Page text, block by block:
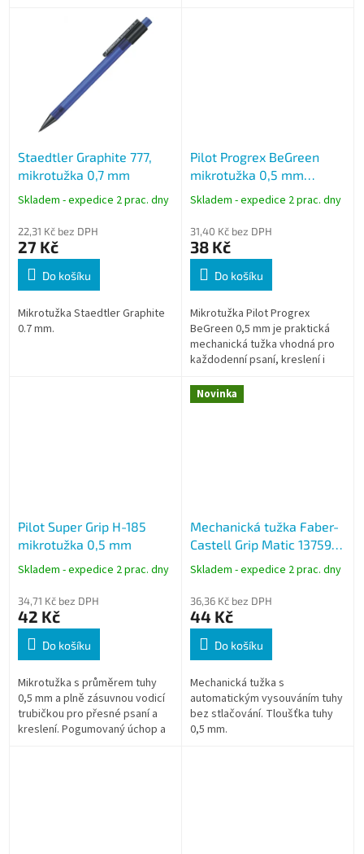
Staedtler Graphite 777,
mikrotužka 0,7 mm
Skladem - expedice 2 prac. dny
22,31 Kč bez DPH
27 Kč
Do košíku
Mikrotužka Staedtler Graphite
0.7 mm.
Pilot Progrex BeGreen
mikrotužka 0,5 mm
modrá, HB, z
recyklovaného plastu
Skladem - expedice 2 prac. dny
31,40 Kč bez DPH
38 Kč
Do košíku
Mikrotužka Pilot Progrex
BeGreen 0,5 mm je praktická
mechanická tužka vhodná pro
každodenní psaní, kreslení i
Ergonomická gumová rukojeť
zajišťuje pohodlné...
Pilot Super Grip H-185
mikrotužka 0,5 mm
Skladem - expedice 2 prac. dny
34,71 Kč bez DPH
42 Kč
Do košíku
Mikrotužka s průměrem tuhy
0,5 mm a plně zásuvnou vodicí
trubičkou pro přesné psaní a
kreslení. Pogumovaný úchop a
Novinka
Mechanická tužka Faber-
Castell Grip Matic 137599,
mikrotužka 0,5 mm černá
Skladem - expedice 2 prac. dny
36,36 Kč bez DPH
44 Kč
Do košíku
Mechanická tužka s
automatickým vysouváním tuhy
bez stlačování. Tloušťka tuhy
0,5 mm.